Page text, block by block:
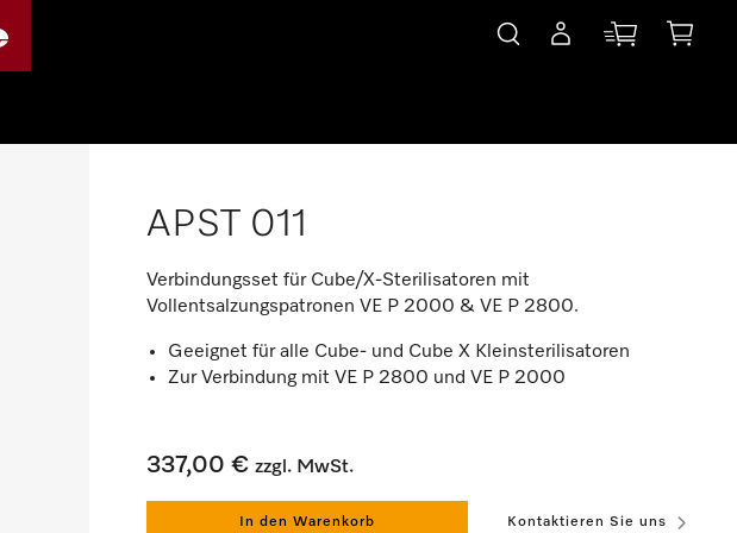
APST 011
Verbindungsset für Cube/X-Sterilisatoren mit
Vollentsalzungspatronen VE P 2000 & VE P 2800.
Geeignet für alle Cube- und Cube X Kleinsterilisatoren
Zur Verbindung mit VE P 2800 und VE P 2000
337,00 € zzgl. MwSt.
In den Warenkorb Kontaktieren Sie uns